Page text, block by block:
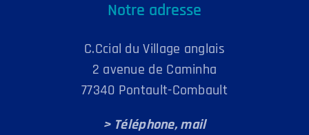
Notre adresse
C.Ccial du Village anglais
2 avenue de Caminha
77340 Pontault-Combault
> Téléphone, mail